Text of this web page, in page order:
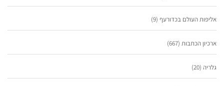
אליפות העולם בכדורעף (9)
ארכיון הכתבות (667)
גלריה (20)